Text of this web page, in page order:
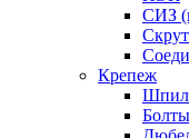
СИЗ
Крепеж